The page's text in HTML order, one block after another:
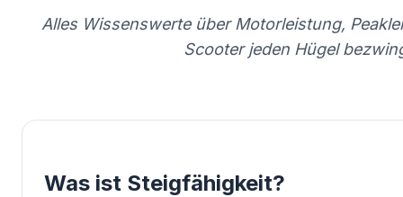
Alles Wissenswerte über Motorleistung,
Scooter jeden Hügel
Was ist Steigfähigkeit?